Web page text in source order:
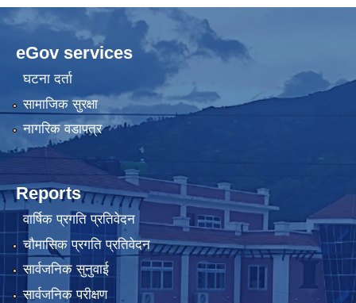
eGov services
घटना दर्ता
सामाजिक सुरक्षा
नागरिक वडापत्र
Reports
वार्षिक प्रगति प्रतिवेदन
चौमासिक प्रगति प्रतिवेदन
सार्वजनिक सुनुवाई
सार्वजनिक परीक्षण